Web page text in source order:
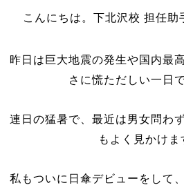
こんにちは。下北沢校 担任助
昨日は巨大地震の発生や国内最
さに慌ただしい一日
連日の猛暑で、最近は男女問わ
もよく見かけま
私もついに日傘デビューをして